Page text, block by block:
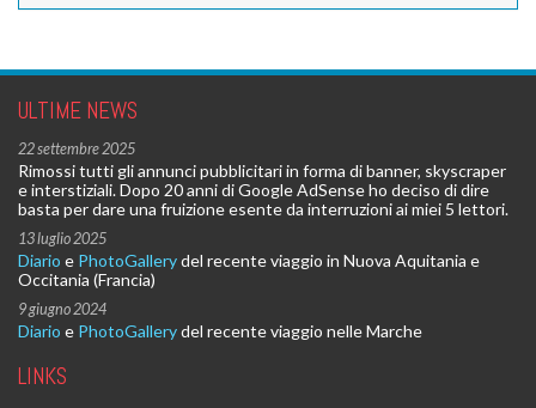
ULTIME NEWS
22 settembre 2025
Rimossi tutti gli annunci pubblicitari in forma di banner, skyscraper
e interstiziali. Dopo 20 anni di Google AdSense ho deciso di dire
basta per dare una fruizione esente da interruzioni ai miei 5 lettori.
13 luglio 2025
Diario e PhotoGallerydel recente viaggio in Nuova Aquitania e
Occitania (Francia)
9 giugno 2024
Diario e PhotoGallerydel recente viaggio nelle Marche
LINKS